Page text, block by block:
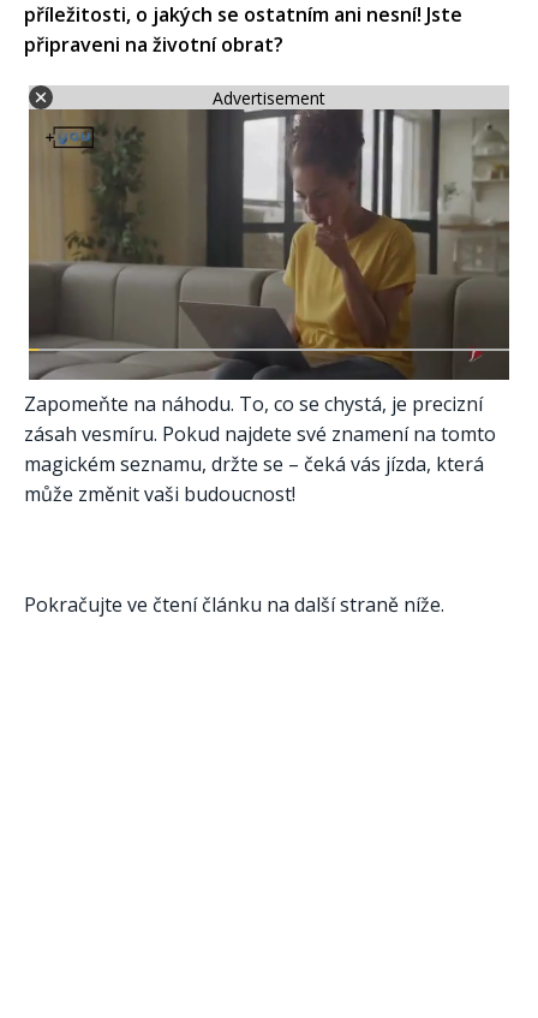
příležitosti, o jakých se ostatním ani nesní! Jste
připraveni na životní obrat?
Advertisement
Zapomeňte na náhodu. To, co se chystá, je precizní
zásah vesmíru. Pokud najdete své znamení na tomto
magickém seznamu, držte se – čeká vás jízda, která
může změnit vaši budoucnost!
Pokračujte ve čtení článku na další straně níže.